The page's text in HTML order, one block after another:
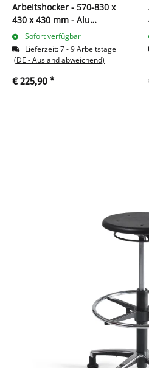
Arbeitshocker - 570-830 x
430 x 430 mm - Alu
Fußkreuz 219008
Sofort verfügbar
Lieferzeit:7 - 9 Arbeitstage
(DE - Ausland abweichend)
€ 225,90 *